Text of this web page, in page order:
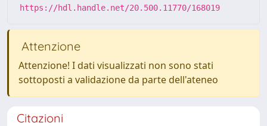
https://hdl.handle.net/20.500.11770/168019
Attenzione
Attenzione! I dati visualizzati non sono stati
sottoposti a validazione da parte dell'ateneo
Citazioni